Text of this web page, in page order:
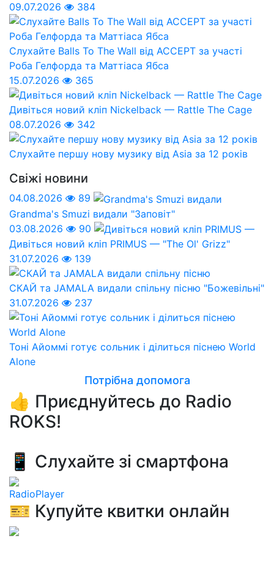
09.07.2026
384
Слухайте Balls To The Wall від ACCEPT за участі
Роба Гелфорда та Маттіаса Ябса
15.07.2026
365
Дивіться новий кліп Nickelback — Rattle The Cage
08.07.2026
342
Слухайте першу нову музику від Asia за 12 років
Свіжі новини
04.08.2026
89
Grandma's Smuzi видали "Заповіт"
03.08.2026
90
Дивіться новий кліп PRIMUS — "The Ol' Grizz"
31.07.2026
139
СКАЙ та JAMALA видали спільну пісню "Божевільні"
31.07.2026
237
Тоні Айоммі готує сольник і ділиться піснею World
Alone
Потрібна допомога
👍 Приєднуйтесь до Radio
ROKS!
📱 Слухайте зі смартфона
RadioPlayer
🎫 Купуйте квитки онлайн